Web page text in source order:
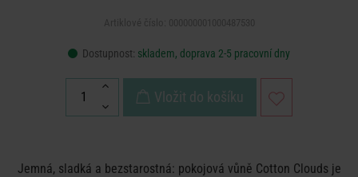
Dostupnost: skladem, doprava 2-5 pracovní dny
Vložit do košíku
Jemná, sladká a bezstarostná: pokojová vůně Cotton Clouds je